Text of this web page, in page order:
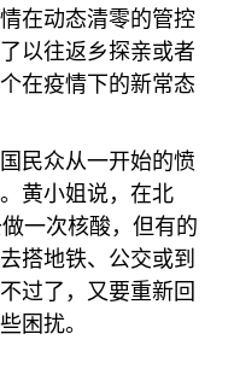
在动态清零的管控
以往返乡探亲或者
在疫情下的新常态
民众从一开始的愤
黄小姐说，在北
一次核酸，但有的
搭地铁、公交或到
过了，又要重新回
困扰。